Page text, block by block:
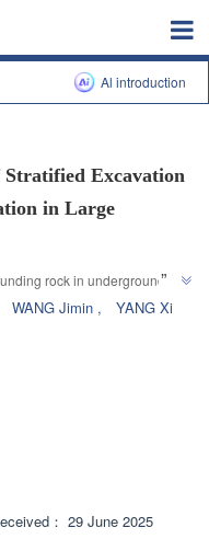
Al introduction
Stratified Excavation
in Large
rock in underground
characteristics of
a vertical
a new tool for intelligent
”
WANG Jimin ,
YANG Xi
： 29 June 2025